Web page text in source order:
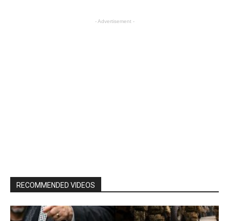
- Advertisement -
RECOMMENDED VIDEOS